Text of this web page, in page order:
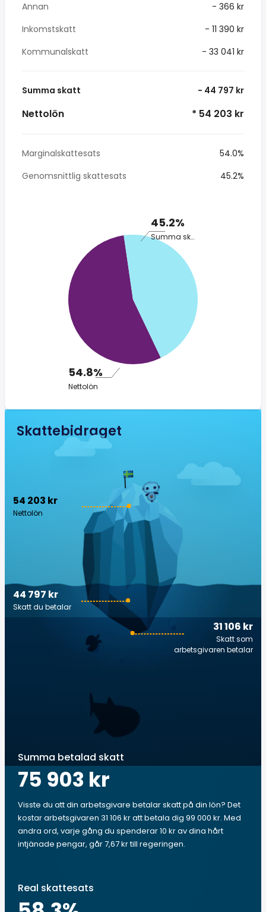
Annan
- 366 kr
Inkomstskatt
- 11 390 kr
Kommunalskatt
- 33 041 kr
Summa skatt - 44 797 kr
Nettolön * 54 203 kr
Marginalskattesats
54.0%
Genomsnittlig skattesats
45.2%
45.2%
Summa skatt
54.8%
Nettolön
Skattebidraget
54 203 kr
Nettolön
31 106 kr
Skatt som
arbetsgivaren betalar
44 797 kr
Skatt du betalar
Summa betalad skatt
75 903 kr
Visste du att din arbetsgivare betalar skatt på din lön? Det
kostar arbetsgivaren 31 106 kr att betala dig 99 000 kr. Med
andra ord, varje gång du spenderar 10 kr av dina hårt
intjänade pengar, går 7,67 kr till regeringen.
Real skattesats